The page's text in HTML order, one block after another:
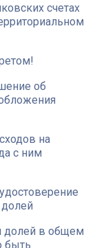
счетах
об
на
с ним
долей в общем
быть